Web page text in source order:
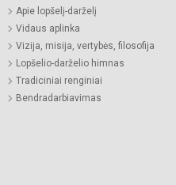
Apie lopšelį-darželį
Vidaus aplinka
Vizija, misija, vertybės, filosofija
Lopšelio-darželio himnas
Tradiciniai renginiai
Bendradarbiavimas